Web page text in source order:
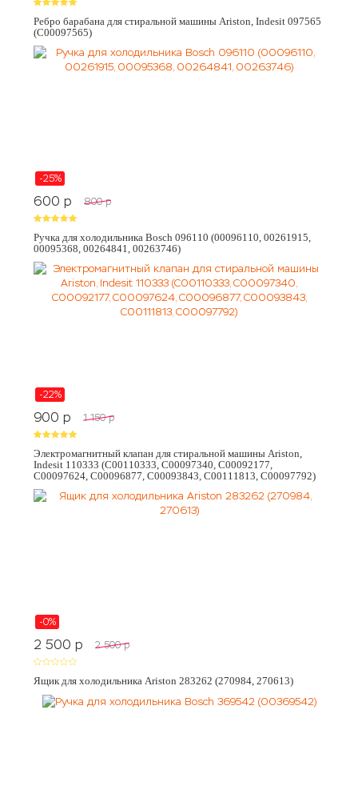
Ребро барабана для стиральной машины Ariston, Indesit 097565
(C00097565)
-25%
600 p 800 p
Ручка для холодильника Bosch 096110 (00096110, 00261915,
00095368, 00264841, 00263746)
-22%
900 p 1 150 p
Электромагнитный клапан для стиральной машины Ariston,
Indesit 110333 (C00110333, C00097340, C00092177,
C00097624, C00096877, C00093843, C00111813, C00097792)
-0%
2 500 p 2 500 p
Ящик для холодильника Ariston 283262 (270984, 270613)